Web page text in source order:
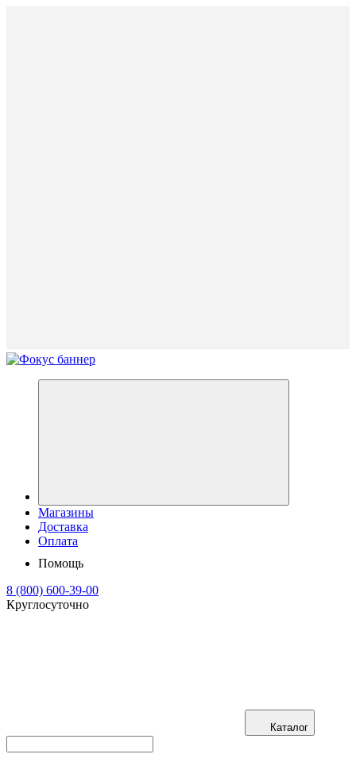
Магазины
Доставка
Оплата
Помощь
8 (800) 600-39-00
Круглосуточно
Каталог